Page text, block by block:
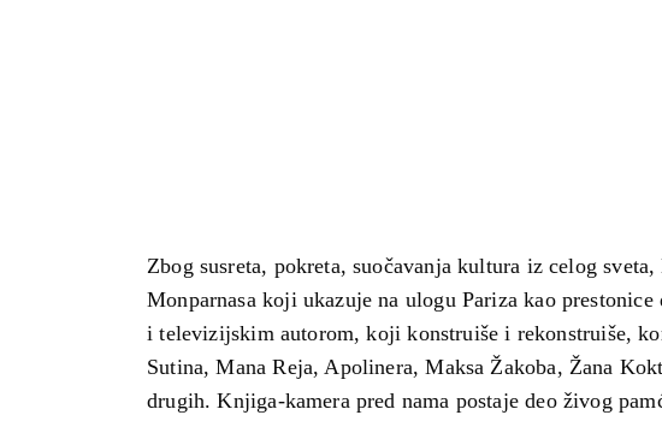
Zbog susreta, pokreta, suočavanja kultura iz celog
Monparnasa koji ukazuje na ulogu Pariza kao
i televizijskim autorom, koji konstruiše i rekonstruiše,
Sutina, Mana Reja, Apolinera, Maksa Žakoba, Žana
drugih. Knjiga-kamera pred nama postaje deo živog